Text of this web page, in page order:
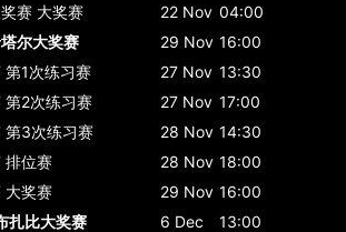
赛 大奖赛 22 Nov 04:00
尔大奖赛
29 Nov 16:00
第1次练习赛 27 Nov 13:30
第2次练习赛 27 Nov 17:00
第3次练习赛 28 Nov 14:30
排位赛 28 Nov 18:00
大奖赛 29 Nov 16:00
扎比大奖赛
6 Dec
13:00